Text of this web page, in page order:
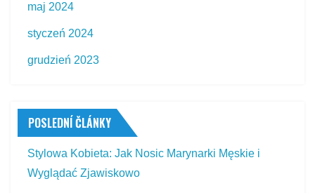
maj 2024
styczeń 2024
grudzień 2023
POSLEDNÍ ČLÁNKY
Stylowa Kobieta: Jak Nosic Marynarki Męskie i
Wyglądać Zjawiskowo